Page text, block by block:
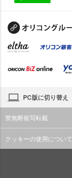
PC版に切り替え
禁無断複写転載
クッキーの使用について